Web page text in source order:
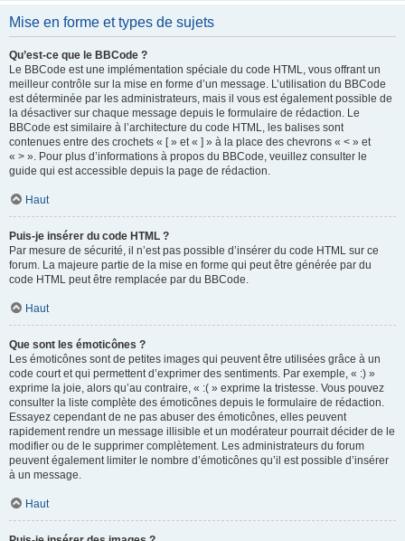
Mise en forme et types de sujets
Qu’est-ce que le BBCode ?
Le BBCode est une implémentation spéciale du code HTML, vous offrant un
meilleur contrôle sur la mise en forme d’un message. L’utilisation du BBCode
est déterminée par les administrateurs, mais il vous est également possible de
la désactiver sur chaque message depuis le formulaire de rédaction. Le
BBCode est similaire à l’architecture du code HTML, les balises sont
contenues entre des crochets « [ » et « ] » à la place des chevrons « < » et
« > ». Pour plus d’informations à propos du BBCode, veuillez consulter le
guide qui est accessible depuis la page de rédaction.
Haut
Puis-je insérer du code HTML ?
Par mesure de sécurité, il n’est pas possible d’insérer du code HTML sur ce
forum. La majeure partie de la mise en forme qui peut être générée par du
code HTML peut être remplacée par du BBCode.
Haut
Que sont les émoticônes ?
Les émoticônes sont de petites images qui peuvent être utilisées grâce à un
code court et qui permettent d’exprimer des sentiments. Par exemple, « :) »
exprime la joie, alors qu’au contraire, « :( » exprime la tristesse. Vous pouvez
consulter la liste complète des émoticônes depuis le formulaire de rédaction.
Essayez cependant de ne pas abuser des émoticônes, elles peuvent
rapidement rendre un message illisible et un modérateur pourrait décider de le
modifier ou de le supprimer complètement. Les administrateurs du forum
peuvent également limiter le nombre d’émoticônes qu’il est possible d’insérer
à un message.
Haut